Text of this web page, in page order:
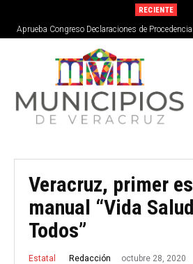
RECIENTE
Aprueba Congreso Declaraciones de
Veracruz, primer
manual “Vida
Todos”
Estatal Redacción octubre 28, 2020